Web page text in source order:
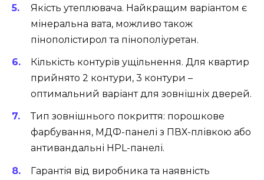
Якість утеплювача. Найкращим варіантом є
мінеральна вата, можливо також
пінополістирол та пінополіуретан.
Кількість контурів ущільнення. Для квартир
прийнято 2 контури, 3 контури –
оптимальний варіант для зовнішніх дверей.
Тип зовнішнього покриття: порошкове
фарбування, МДФ-панелі з ПВХ-плівкою або
антивандальні HPL-панелі.
Гарантія від виробника та наявність